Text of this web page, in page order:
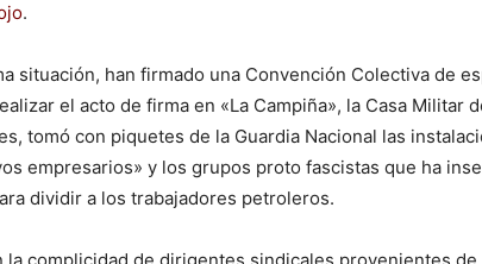
.
situación, han firmado una Convención Colectiva de
el acto de firma en «La Campiña», la Casa Militar
tomó con piquetes de la Guardia Nacional las
empresarios» y los grupos proto fascistas que ha
dividir a los trabajadores petroleros.